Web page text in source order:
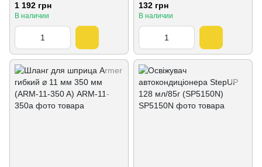
1 192 грн
В наличии
132 грн
В наличии